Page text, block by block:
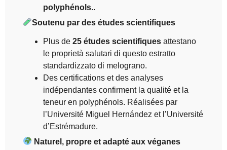
polyphénols..
Soutenu par des études scientifiques
Plus de 25 études scientifiques attestano
le proprietà salutari di questo estratto
standardizzato di melograno.
Des certifications et des analyses
indépendantes confirment la qualité et la
teneur en polyphénols. Réalisées par
l’Université Miguel Hernández et l’Université
d’Estrémadure.
Naturel, propre et adapté aux véganes